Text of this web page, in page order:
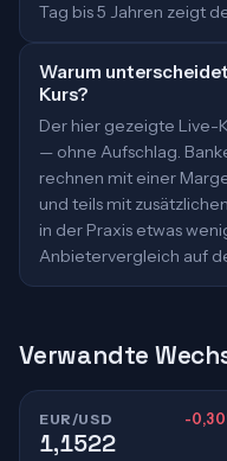
Tag bis 5 Jahren zeigt
Warum
Kurs?
Der hier gezeigte Live-
— ohne Aufschlag.
rechnen mit einer
und teils mit
in der Praxis etwas
Anbietervergleich auf
Verwandte
EUR/USD -
1,1522